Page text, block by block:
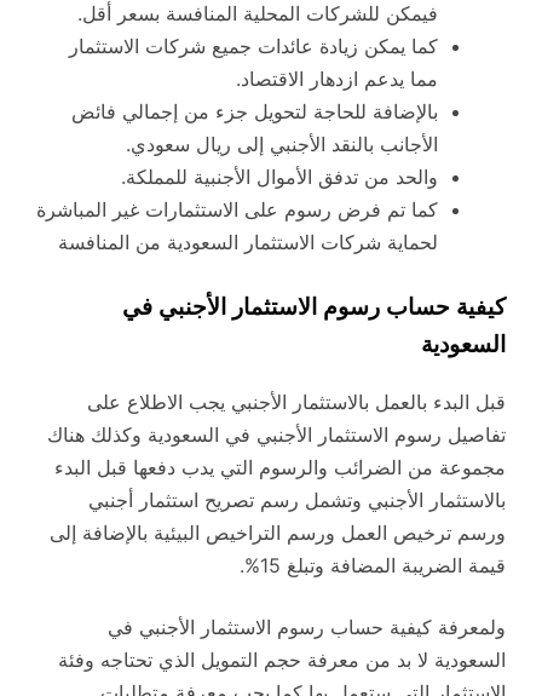
فيمكن للشركات المحلية المنافسة بسعر أقل.
كما يمكن زيادة عائدات جميع شركات الاستثمار
مما يدعم ازدهار الاقتصاد.
بالإضافة للحاجة لتحويل جزء من إجمالي فائض
الأجانب بالنقد الأجنبي إلى ريال سعودي.
والحد من تدفق الأموال الأجنبية للمملكة.
كما تم فرض رسوم على الاستثمارات غير المباشرة
لحماية شركات الاستثمار السعودية من المنافسة
كيفية حساب رسوم الاستثمار الأجنبي في
السعودية
قبل البدء بالعمل بالاستثمار الأجنبي يجب الاطلاع على
تفاصيل رسوم الاستثمار الأجنبي في السعودية وكذلك هناك
مجموعة من الضرائب والرسوم التي يدب دفعها قبل البدء
بالاستثمار الأجنبي وتشمل رسم تصريح استثمار أجنبي
ورسم ترخيص العمل ورسم التراخيص البيئية بالإضافة إلى
قيمة الضريبة المضافة وتبلغ 15%.
ولمعرفة كيفية حساب رسوم الاستثمار الأجنبي في
السعودية لا بد من معرفة حجم التمويل الذي تحتاجه وفئة